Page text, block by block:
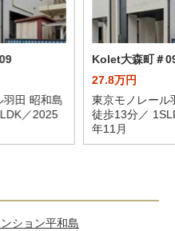
羽田 昭和島
／2025
Kolet大森町＃
27.8万円
東京モノレール
徒歩13分／
年11月
ション平和島